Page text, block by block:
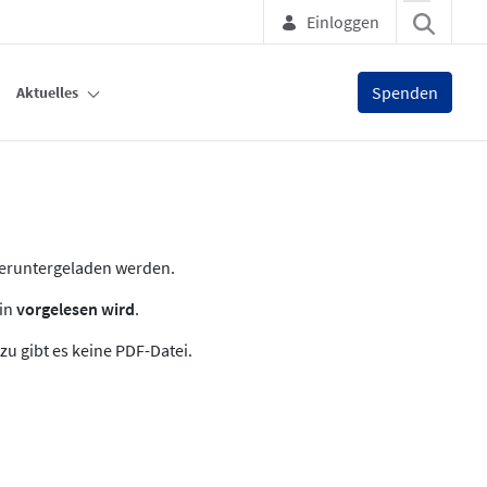
Einloggen
Aktuelles Spenden
werden.
vorgelesen wird.
gibt es keine PDF-Datei.